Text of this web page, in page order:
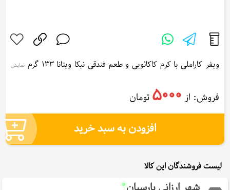
ویفر کاراملی با کرم کاکائویی و طعم فندقی نیکا ویتانا 133 گرم
نمایش
Karameli wafer with cocoa cream and Nika Vitana hazelnut
flavor 133 g
فروش: از 5000 تومان
افزودن به سبد خرید
لیست فروشندگان این کالا